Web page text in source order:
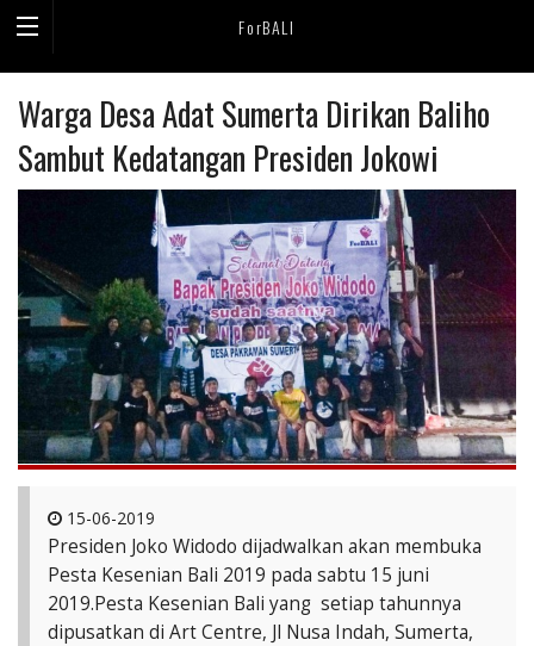
ForBALI
Warga Desa Adat Sumerta Dirikan Baliho
Sambut Kedatangan Presiden Jokowi
15-06-2019
Presiden Joko Widodo dijadwalkan akan membuka
Pesta Kesenian Bali 2019 pada sabtu 15 juni
2019.Pesta Kesenian Bali yang setiap tahunnya
dipusatkan di Art Centre, Jl Nusa Indah, Sumerta,